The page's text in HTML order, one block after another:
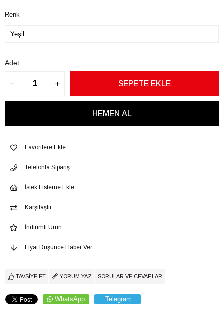
Renk
Adet
Favorilere Ekle
Telefonla Sipariş
İstek Listeme Ekle
Karşılaştır
İndirimli Ürün
Fiyat Düşünce Haber Ver
TAVSIYE ET YORUM YAZ SORULAR VE CEVAPLAR
WhatsApp Telegram